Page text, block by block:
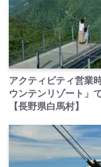
アクティビティ営業
ウンテンリゾート」
【長野県白馬村】